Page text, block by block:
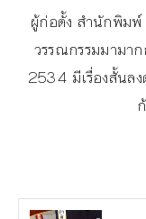
ผู้ก่อตั้ง สำนักพิมพ์
วรรณกรรมมามา
2534 มีเรื่องสั้นล